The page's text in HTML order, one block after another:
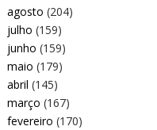
agosto (204)
julho (159)
junho (159)
maio (179)
abril (145)
março (167)
fevereiro (170)